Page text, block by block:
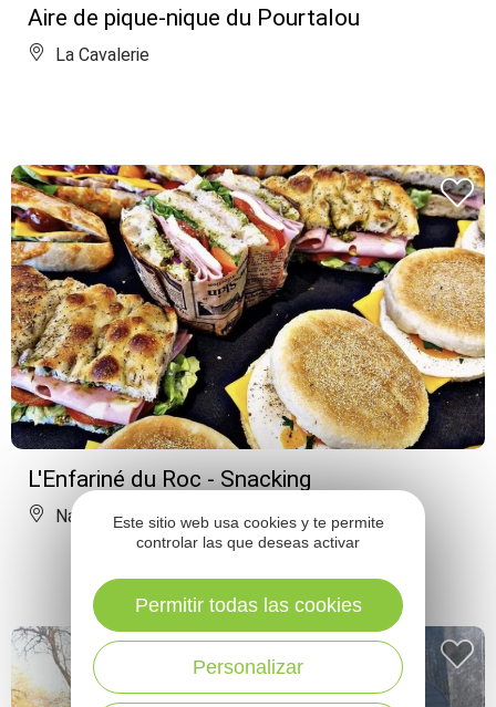
Aire de pique-nique du Pourtalou
La Cavalerie
L'Enfariné du Roc - Snacking
Nant
Este sitio web usa cookies y te permite
controlar las que deseas activar
Personalizar
Permitir todas las cookies